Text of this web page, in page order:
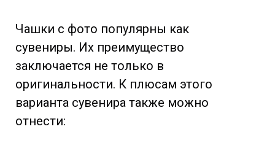
Чашки с фото популярны как
сувениры. Их преимущество
заключается не только в
оригинальности. К плюсам этого
варианта сувенира также можно
отнести: